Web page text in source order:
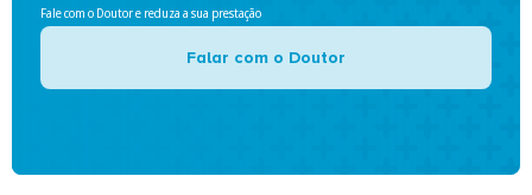
Fale com o Doutor e reduza a sua prestação
Falar com o Doutor